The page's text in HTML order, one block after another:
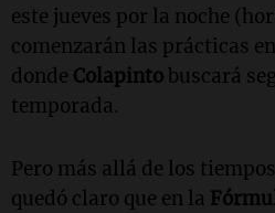
este jueves por la noche
comenzarán las prácticas
donde Colapintobuscará
temporada.
Pero más allá de los
quedó claro que en la